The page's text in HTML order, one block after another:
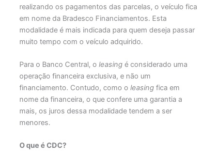
realizando os pagamentos das parcelas, o veículo fica
em nome da Bradesco Financiamentos. Esta
modalidade é mais indicada para quem deseja passar
muito tempo com o veículo adquirido.
Para o Banco Central, o leasingé considerado uma
operação financeira exclusiva, e não um
financiamento. Contudo, como o leasing fica em
nome da financeira, o que confere uma garantia a
mais, os juros dessa modalidade tendem a ser
menores.
O que é CDC?